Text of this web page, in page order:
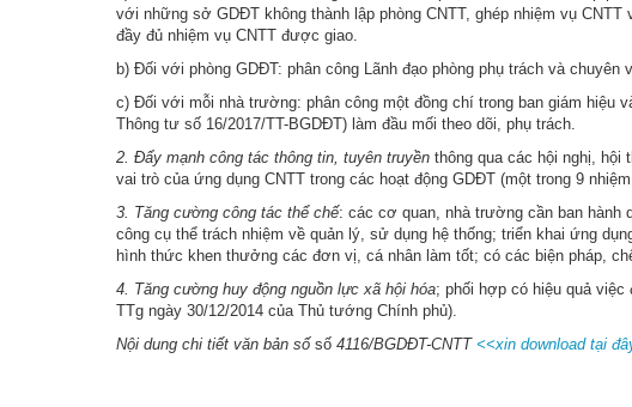
với những sở GDĐT không thành lập phòng CNTT, ghép nhiệm vụ
đầy đủ nhiệm vụ CNTT được giao.
b) Đối với phòng GDĐT: phân công Lãnh đạo phòng phụ trách và chuyên
c) Đối với mỗi nhà trường: phân công một đồng chí trong ban giám hiệu
Thông tư số 16/2017/TT-BGDĐT) làm đầu mối theo dõi, phụ trách.
2. Đẩy mạnh công tác thông tin, tuyên truyền thông qua các hội nghị, hội
vai trò của ứng dụng CNTT trong các hoạt động GDĐT (một trong 9
3. Tăng cường công tác thể chế: các cơ quan, nhà trường cần ban hành
công cụ thể trách nhiệm về quản lý, sử dụng hệ thống; triển khai ứng
hình thức khen thưởng các đơn vị, cá nhân làm tốt; có các biện pháp,
4. Tăng cường huy động nguồn lực xã hội hóa; phối hợp có hiệu quả
TTg ngày 30/12/2014 của Thủ tướng Chính phủ).
Nội dung chi tiết văn bản số số 4116/BGDĐT-CNTT <<xin download tại